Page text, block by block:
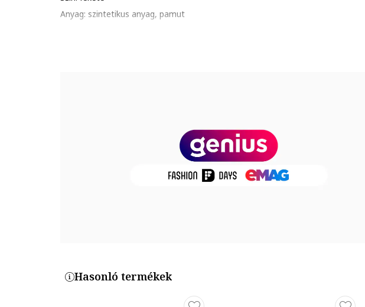
Anyag: szintetikus anyag, pamut
Hasonló termékek